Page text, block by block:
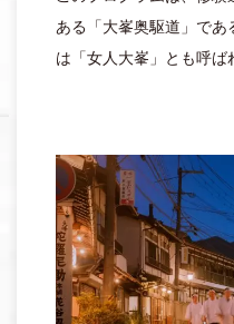
ある「大峯奥駆道」であ
は「女人大峯」とも呼ば